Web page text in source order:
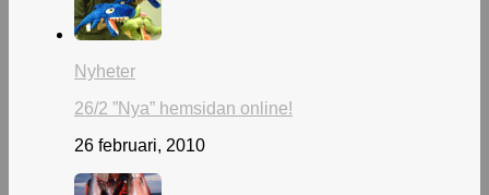
Nyheter
26/2 ”Nya” hemsidan online!
26 februari, 2010